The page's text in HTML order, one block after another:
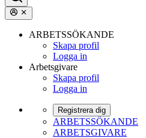
ARBETSSÖKANDE
Skapa profil
Logga in
Arbetsgivare
Skapa profil
Logga in
Registrera dig
ARBETSSÖKANDE
ARBETSGIVARE